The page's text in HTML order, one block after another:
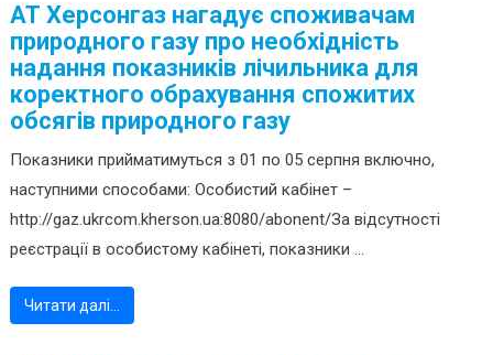
АТ Херсонгаз нагадує споживачам
природного газу про необхідність
надання показників лічильника для
коректного обрахування спожитих
обсягів природного газу
Показники прийматимуться з 01 по 05 серпня включно,
наступними способами: Особистий кабінет –
http://gaz.ukrcom.kherson.ua:8080/abonent/За відсутності
реєстрації в особистому кабінеті, показники ...
Читати далі…